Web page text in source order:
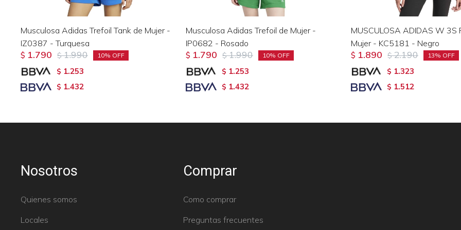
Musculosa Adidas Trefoil Tank de Mujer -
IZ0387 - Turquesa
$ 1.790 $ 1.990 10
$ 1.253
$ 1.432
Musculosa Adidas Trefoil de Mujer -
IP0682 - Rosado
$ 1.790 $ 1.990 10
$ 1.253
$ 1.432
MUSCULOSA ADIDAS W 3S
Mujer - KC5181 - Negro
$ 1.890 $ 2.190 13
$ 1.323
$ 1.512
Nosotros
Quienes somos
Locales
Comprar
Como comprar
Preguntas frecuentes